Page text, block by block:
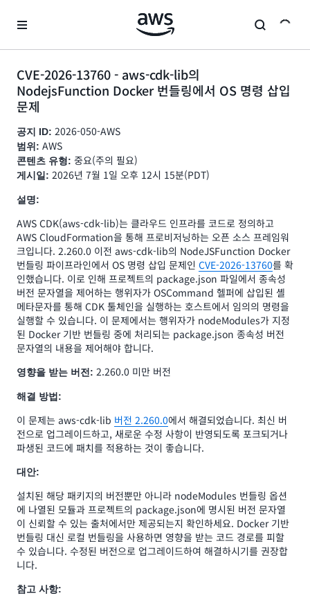
CVE-2026-13760 - aws-cdk-lib의
NodejsFunction Docker 번들링에서 OS 명령 삽입
문제
공지 ID: 2026-050-AWS
범위: AWS
콘텐츠 유형: 중요(주의 필요)
게시일: 2026년 7월 1일 오후 12시 15분(PDT)
설명:
AWS CDK(aws-cdk-lib)는 클라우드 인프라를 코드로 정의하고
AWS CloudFormation을 통해 프로비저닝하는 오픈 소스 프레임워
크입니다. 2.260.0 이전 aws-cdk-lib의 NodeJSFunction Docker
번들링 파이프라인에서 OS 명령 삽입 문제인 CVE-2026-13760를 확
인했습니다. 이로 인해 프로젝트의 package.json 파일에서 종속성
버전 문자열을 제어하는 행위자가 OSCommand 헬퍼에 삽입된 셸
메타문자를 통해 CDK 툴체인을 실행하는 호스트에서 임의의 명령을
실행할 수 있습니다. 이 문제에서는 행위자가 nodeModules가 지정
된 Docker 기반 번들링 중에 처리되는 package.json 종속성 버전
문자열의 내용을 제어해야 합니다.
영향을 받는 버전: 2.260.0 미만 버전
해결 방법:
이 문제는 aws-cdk-lib 버전 2.260.0에서 해결되었습니다. 최신 버
전으로 업그레이드하고, 새로운 수정 사항이 반영되도록 포크되거나
파생된 코드에 패치를 적용하는 것이 좋습니다.
대안:
설치된 해당 패키지의 버전뿐만 아니라 nodeModules 번들링 옵션
에 나열된 모듈과 프로젝트의 package.json에 명시된 버전 문자열
이 신뢰할 수 있는 출처에서만 제공되는지 확인하세요. Docker 기반
번들링 대신 로컬 번들링을 사용하면 영향을 받는 코드 경로를 피할
수 있습니다. 수정된 버전으로 업그레이드하여 해결하시기를 권장합
니다.
참고 사항: